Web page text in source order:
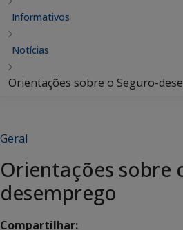
Informativos
Notícias
Orientações sobre o Seguro-
Geral
Orientações sobre
desemprego
Compartilhar: